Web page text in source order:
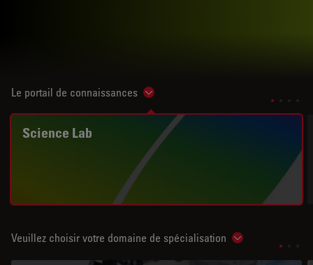
Le portail de connaissances Show subnavigation
Science Lab
Veuillez choisir votre domaine de spécialisation Show